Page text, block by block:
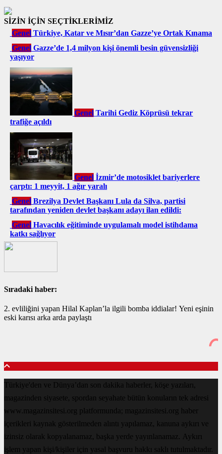
SİZİN İÇİN SEÇTİKLERİMİZ
Genel Türkiye, Katar ve Mısır’dan Gazze’ye Ortak Kınama
Genel Gazze’de 1,4 milyon kişi önemli besin güvensizliği
yaşıyor
Genel Tarihi Gediz Köprüsü tekrar
trafiğe açıldı
Genel İzmir’de motosiklet bariyerlere
çarptı: 1 meyyit, 1 ağır yaralı
Genel Brezilya Devlet Başkanı Lula da Silva, partisi
tarafından yeniden devlet başkanı adayı ilan edildi:
Genel Havacılık eğitiminde uygulamalı model istihdama
katkı sağlıyor
Sıradaki haber:
2. evliliğini yapan Hilal Kaplan’la ilgili bomba iddialar! Yeni eşinin
eski karısı arka arda paylaştı
Türkiye'den ve Dünya’dan son dakika haberler, köşe yazıları,
magazinden siyasete, spordan seyahate bütün konuların tek adresi
www.magazinsitesi.org platformunda; magazinsitesi.org haber
içerikleri kaynak gösterilmeden alıntı yapılamaz, kanuna aykırı ve
izinsiz olarak kopyalanamaz, başka yerde yayınlanamaz. Aykırı
işlem yapan kişi/kişiler için yasal başvuru hakkı saklı tutulmaktadır.